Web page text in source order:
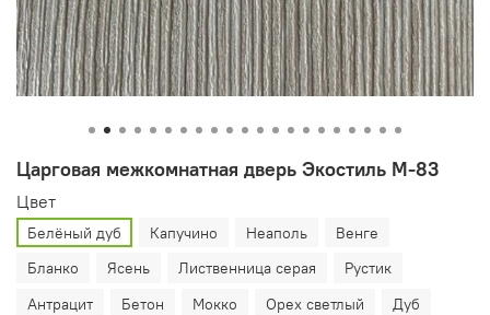
Царговая межкомнатная дверь Экостиль М-83
Цвет
Белёный дуб Капучино Неаполь
Венге
Бланко
Ясень Лиственница серая
Рустик
Антрацит
Бетон Мокко Орех светлый
Дуб